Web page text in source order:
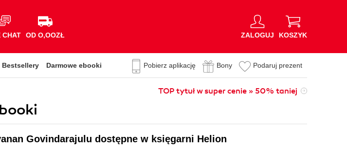
CHAT OD O,OOZŁ ZALOGUJ KOSZYK
Bestsellery Darmowe ebooki Pobierz aplikację Bony Podaruj prezent
TOP tytuł w super cenie » 50% taniej
Govindarajulu dostępne w księgarni Helion